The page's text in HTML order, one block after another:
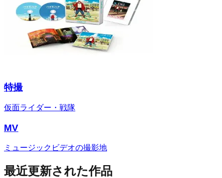
特撮
仮面ライダー・戦隊
MV
ミュージックビデオの撮影地
最近更新された作品